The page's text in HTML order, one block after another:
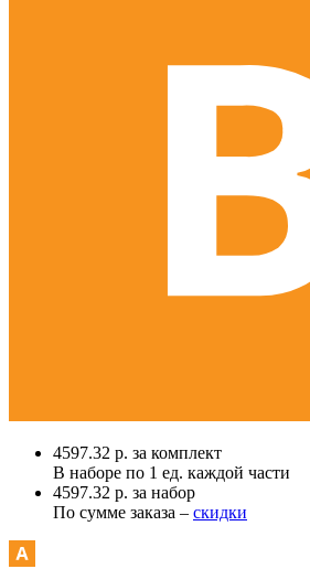
4597.32 р. за комплект
В наборе по 1 ед. каждой части
4597.32 р. за набор
По сумме заказа – скидки